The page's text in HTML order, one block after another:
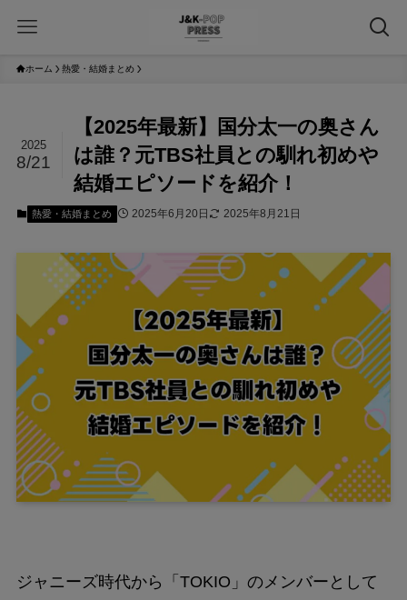
ホーム 熱愛・結婚まとめ
【2025年最新】国分太一の奥さん
は誰？元TBS社員との馴れ初めや
結婚エピソードを紹介！
2025
8/21
熱愛・結婚まとめ 2025年6月20日 2025年8月21日
ジャニーズ時代から「TOKIO」のメンバーとして